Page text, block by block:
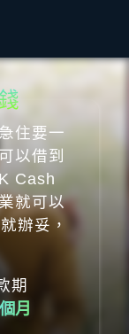
大禮
梗係要搞得
唔使樓
請過程仲冇
拎到現金喺
還款期
36